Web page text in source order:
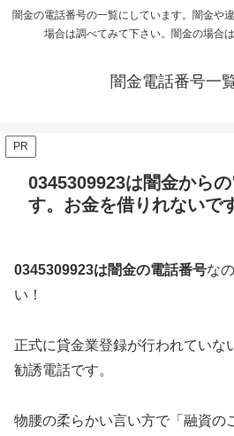
闇金の電話番号の一覧にしています。闇金や
場合は調べてみて下さい。闇金の場合
闇金電話番号一
PR
0345309923は闇金から
す。お金を借りれないで
0345309923は闇金の電話番号な
い！
正式に貸金業登録が行われていな
勧誘電話です。
物腰の柔らかい言い方で「融資の